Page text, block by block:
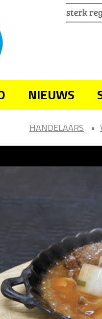
NIEUWS
HANDELAARS